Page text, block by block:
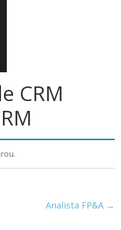
CRM
Analista FP&A →